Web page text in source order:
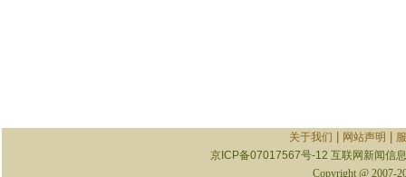
关于我们 网站声明
京ICP备07017567号-12 互联网新闻信
Copyright @ 2007-